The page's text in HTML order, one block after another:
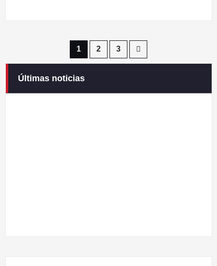
entradas
1 2 3
Últimas noticias
Campaneirus 2026